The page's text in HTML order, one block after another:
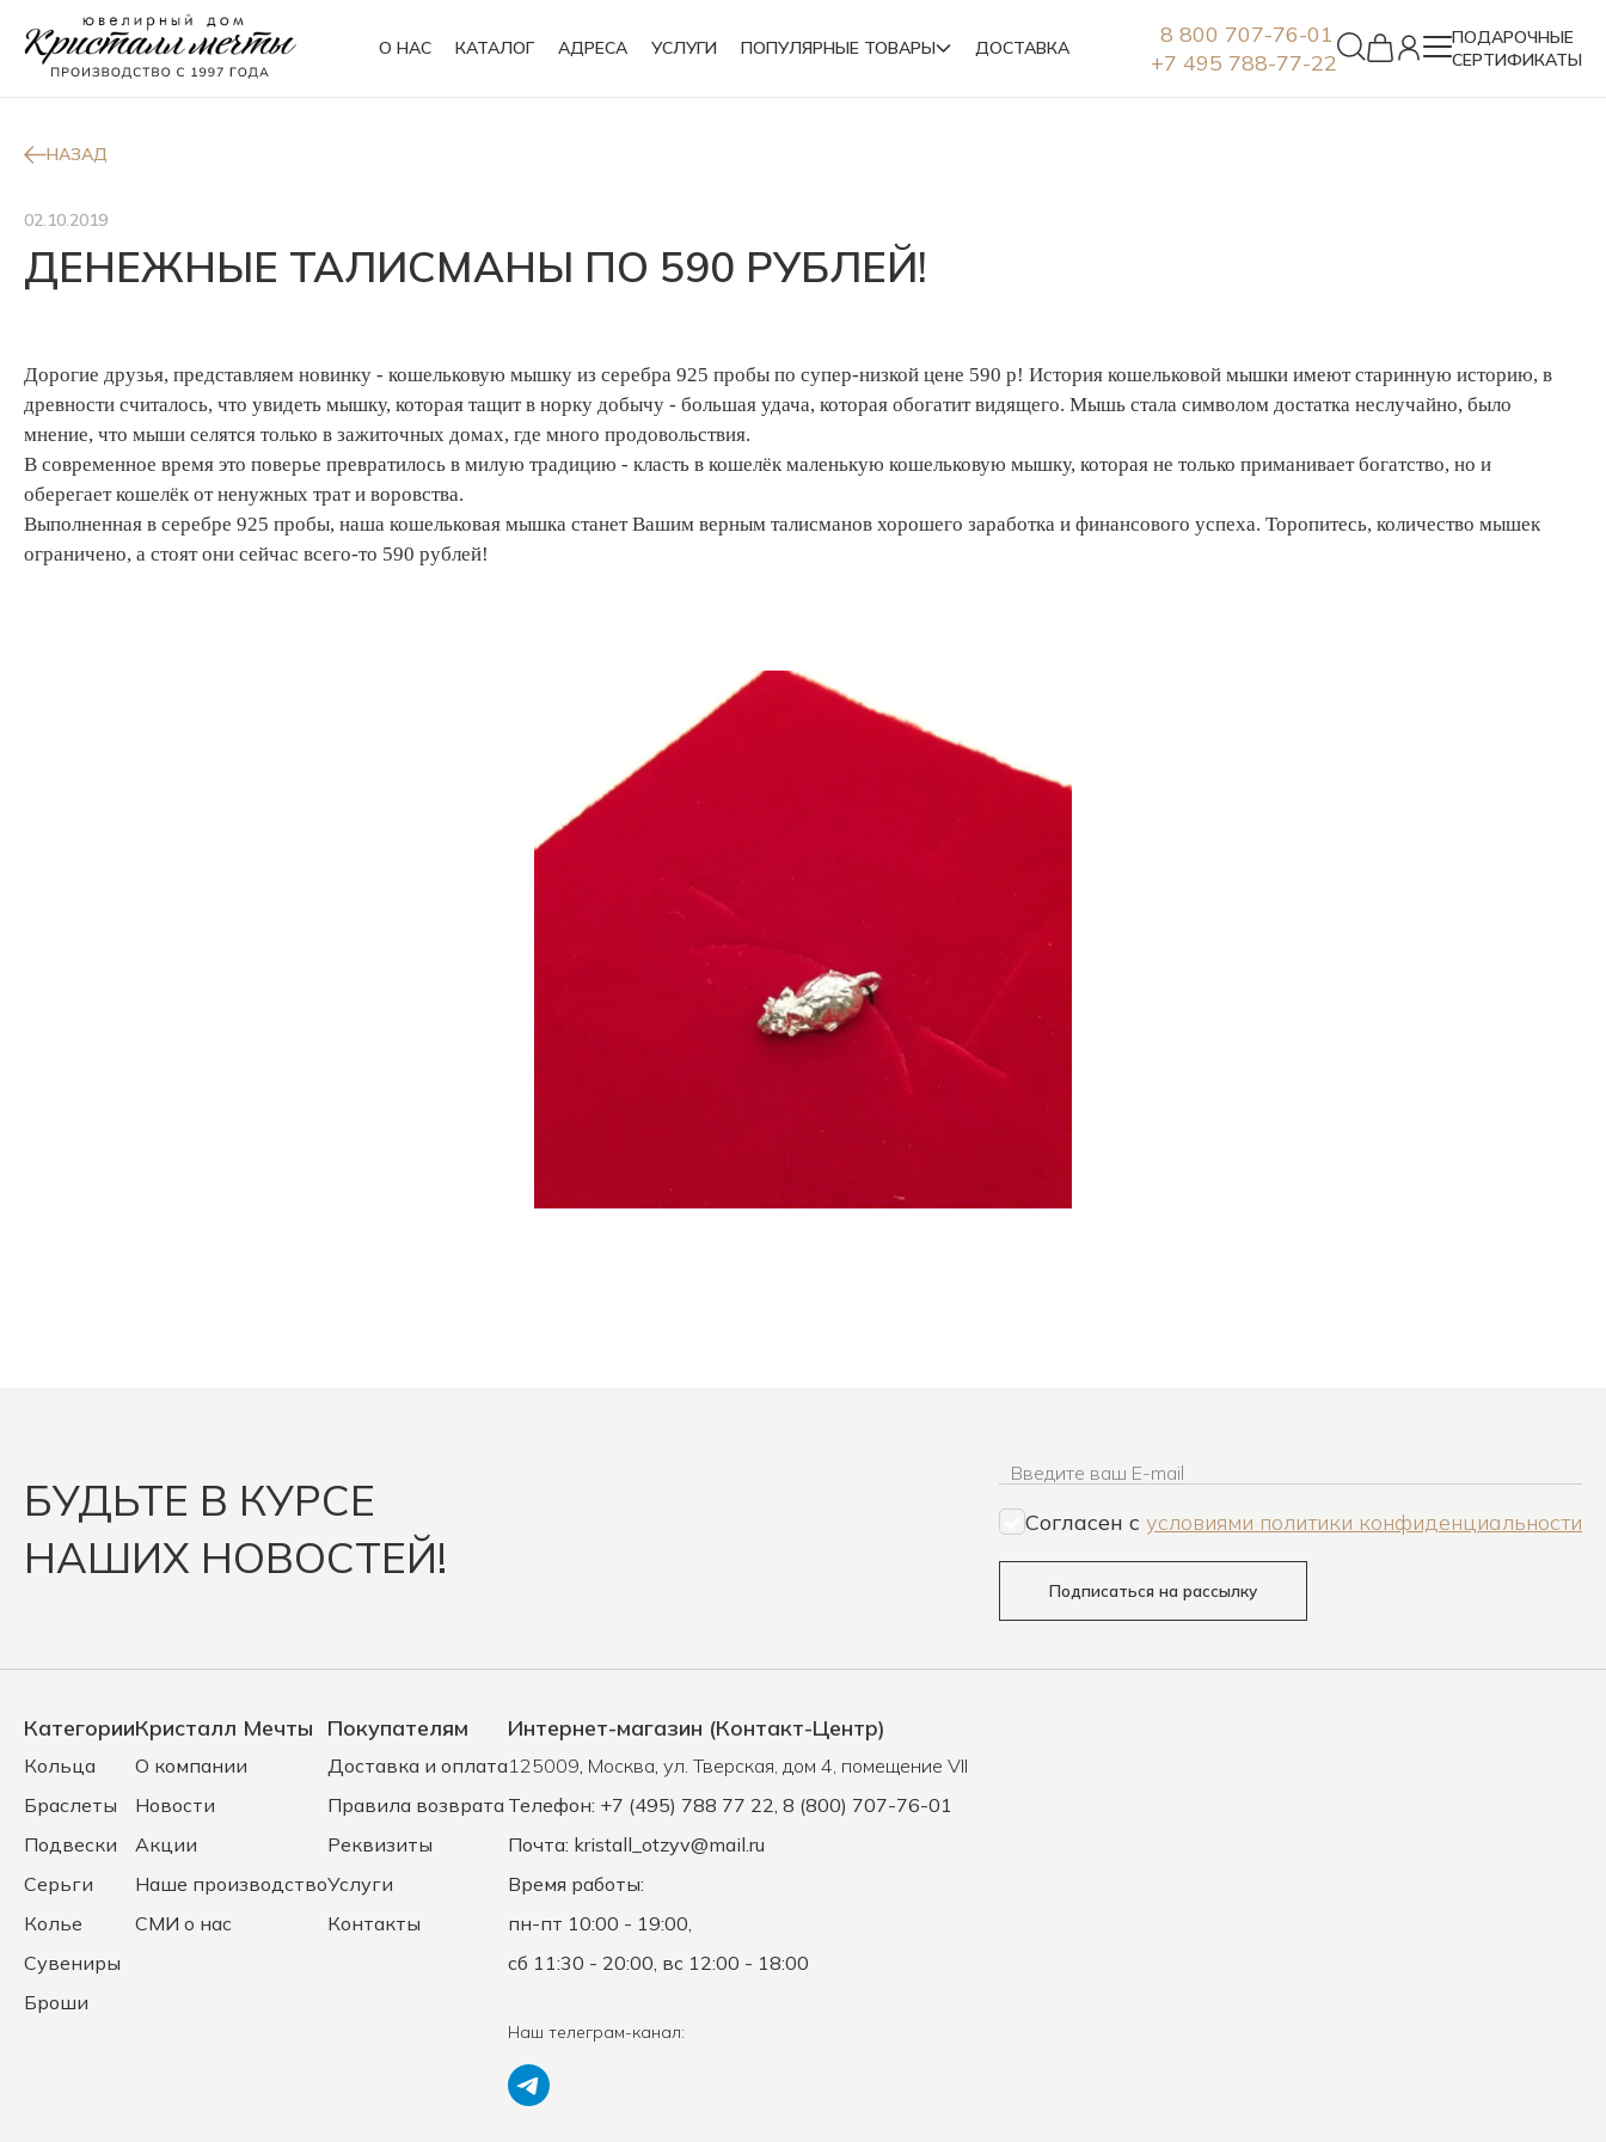
О НАС КАТАЛОГ АДРЕСА УСЛУГИ ПОПУЛЯРНЫЕ ТОВАРЫ ДОСТАВКА
8 800 707-76-01
+7 495 788-77-22
ПОДАРОЧНЫЕ
СЕРТИФИКАТЫ
Кольца
Колье Сувениры Броши
НАЗАД
02.10.2019
ДЕНЕЖНЫЕ ТАЛИСМАНЫ ПО 590 РУБЛЕЙ!
Дорогие друзья, представляем новинку - кошельковую мышку из серебра 925 пробы по супер-низкой цене 590 р! История кошельковой мышки имеют старинную историю, в
древности считалось, что увидеть мышку, которая тащит в норку добычу - большая удача, которая обогатит видящего. Мышь стала символом достатка неслучайно, было
мнение, что мыши селятся только в зажиточных домах, где много продовольствия.
В современное время это поверье превратилось в милую традицию - класть в кошелёк маленькую кошельковую мышку, которая не только приманивает богатство, но и
оберегает кошелёк от ненужных трат и воровства.
Выполненная в серебре 925 пробы, наша кошельковая мышка станет Вашим верным талисманов хорошего заработка и финансового успеха. Торопитесь, количество мышек
ограничено, а стоят они сейчас всего-то 590 рублей!
БУДЬТЕ В КУРСЕ
НАШИХ НОВОСТЕЙ!
Введите ваш E-mail
Согласен c условиями политики конфиденциальности
Подписаться на рассылку
Категории
Кольца
Браслеты
Подвески
Серьги
Колье
Сувениры
Броши
Кристалл Мечты
О компании
Новости
Акции
Наше производство
СМИ о нас
Покупателям
Доставка и оплата
Правила возврата
Реквизиты
Услуги
Контакты
Интернет-магазин (Контакт-Центр)
125009, Москва, ул. Тверская, дом 4, помещение VII
Телефон: +7 (495) 788 77 22, 8 (800) 707-76-01
Почта: kristall_otzyv@mail.ru
Время работы:
пн-пт 10:00 - 19:00,
сб 11:30 - 20:00, вс 12:00 - 18:00
Наш телеграм-канал: